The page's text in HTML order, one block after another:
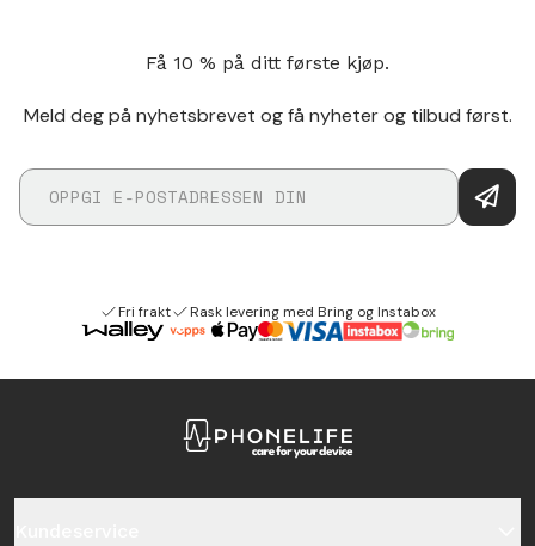
Få 10 % på ditt første kjøp.
Meld deg på nyhetsbrevet og få nyheter og tilbud først.
Fri frakt Rask levering med Bring og Instabox